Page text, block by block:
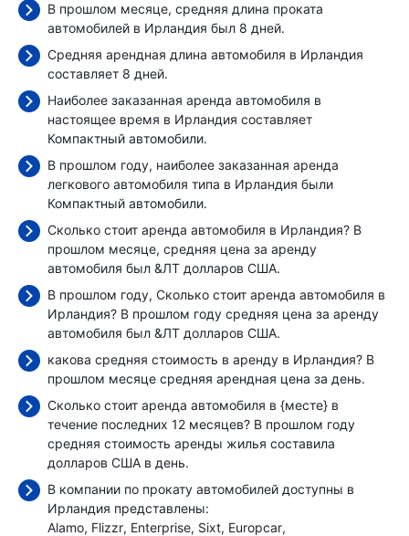
В прошлом месяце, средняя длина проката
автомобилей в Ирландия был 8 дней.
Средняя арендная длина автомобиля в Ирландия
составляет 8 дней.
Наиболее заказанная аренда автомобиля в
настоящее время в Ирландия составляет
Компактный автомобили.
В прошлом году, наиболее заказанная аренда
легкового автомобиля типа в Ирландия были
Компактный автомобили.
Сколько стоит аренда автомобиля в Ирландия? В
прошлом месяце, средняя цена за аренду
автомобиля был &ЛТ долларов США.
В прошлом году, Сколько стоит аренда автомобиля в
Ирландия? В прошлом году средняя цена за аренду
автомобиля был &ЛТ долларов США.
какова средняя стоимость в аренду в Ирландия? В
прошлом месяце средняя арендная цена за день.
Сколько стоит аренда автомобиля в {месте} в
течение последних 12 месяцев? В прошлом году
средняя стоимость аренды жилья составила
долларов США в день.
В компании по прокату автомобилей доступны в
Ирландия представлены:
Alamo Flizzr Enterprise Sixt Europcar